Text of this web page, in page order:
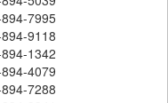
7995
9118
1342
4079
7288